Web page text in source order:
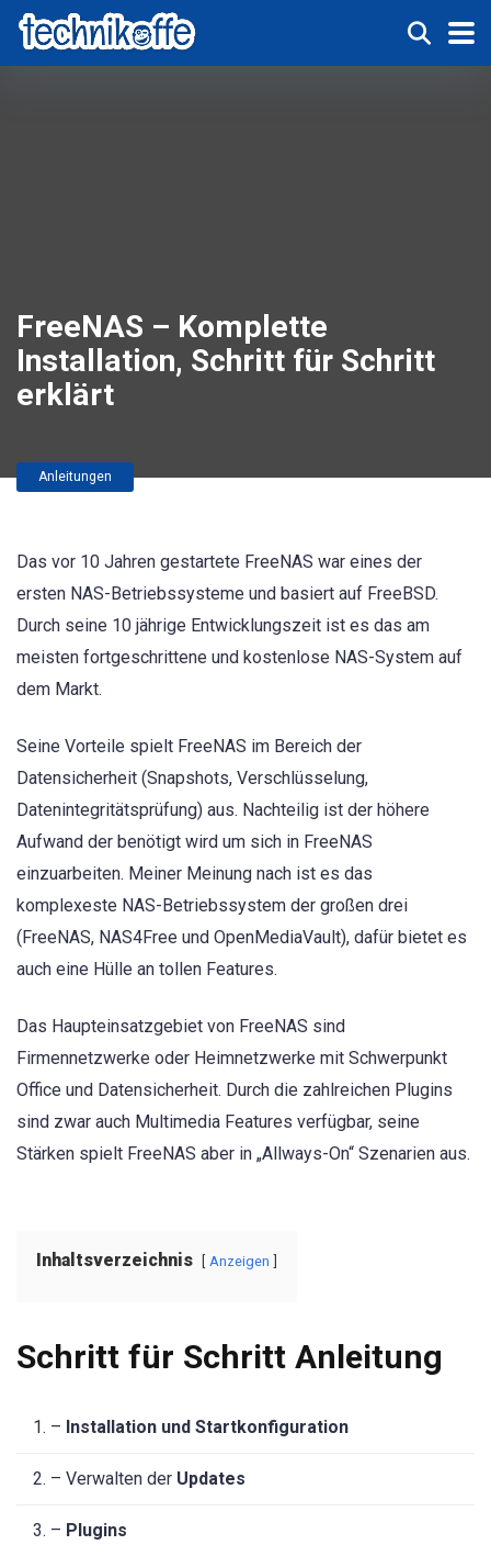
FreeNAS – Komplette
Installation, Schritt für Schritt
erklärt
Anleitungen
Das vor 10 Jahren gestartete FreeNAS war eines der
ersten NAS-Betriebssysteme und basiert auf FreeBSD.
Durch seine 10 jährige Entwicklungszeit ist es das am
meisten fortgeschrittene und kostenlose NAS-System auf
dem Markt.
Seine Vorteile spielt FreeNAS im Bereich der
Datensicherheit (Snapshots, Verschlüsselung,
Datenintegritätsprüfung) aus. Nachteilig ist der höhere
Aufwand der benötigt wird um sich in FreeNAS
einzuarbeiten. Meiner Meinung nach ist es das
komplexeste NAS-Betriebssystem der großen drei
(FreeNAS, NAS4Free und OpenMediaVault), dafür bietet es
auch eine Hülle an tollen Features.
Das Haupteinsatzgebiet von FreeNAS sind
Firmennetzwerke oder Heimnetzwerke mit Schwerpunkt
Office und Datensicherheit. Durch die zahlreichen Plugins
sind zwar auch Multimedia Features verfügbar, seine
Stärken spielt FreeNAS aber in „Allways-On“ Szenarien aus.
Inhaltsverzeichnis Anzeigen
Schritt für Schritt Anleitung
1. – Installation und Startkonfiguration
2. – Verwalten der Updates
3. – Plugins